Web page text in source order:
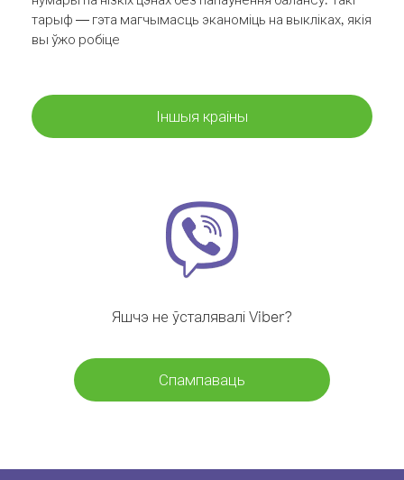
тарыф — гэта магчымасць эканоміць на выкліках, якія
вы ўжо робіце
Іншыя краіны
Яшчэ не ўсталявалі Viber?
Спампаваць